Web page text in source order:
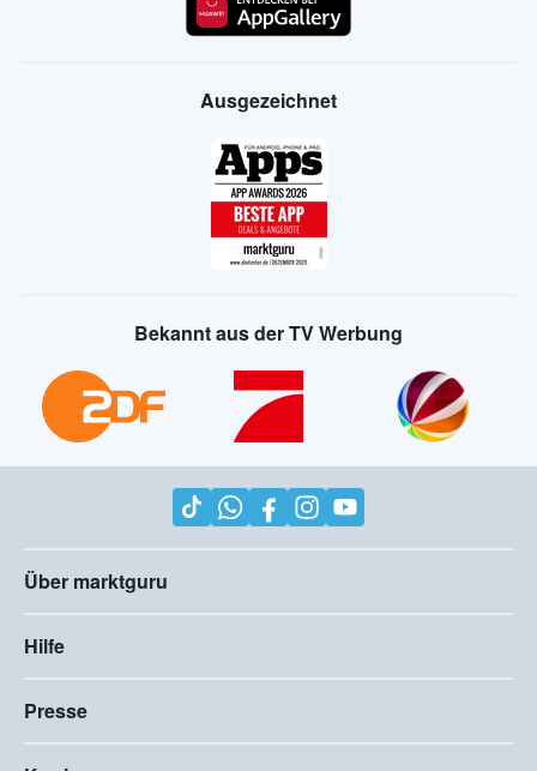
Ausgezeichnet
Bekannt aus der TV Werbung
Über marktguru
Hilfe
Presse